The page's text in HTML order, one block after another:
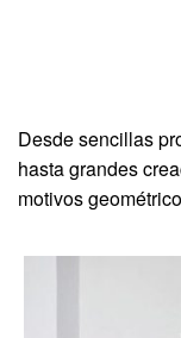
Desde sencillas
hasta grandes
motivos